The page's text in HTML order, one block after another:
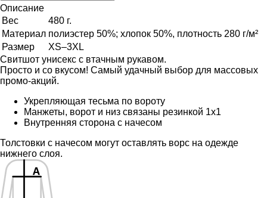
Описание
Вес
480 г.
Материал полиэстер 50%; хлопок 50%, плотность 280 г/м²
Размер
XS–3XL
Свитшот унисекс с втачным рукавом.
Просто и со вкусом! Самый удачный выбор для массовых
промо-акций.
Укрепляющая тесьма по вороту
Манжеты, ворот и низ связаны резинкой 1х1
Внутренняя сторона с начесом
Толстовки с начесом могут оставлять ворс на одежде
нижнего слоя.